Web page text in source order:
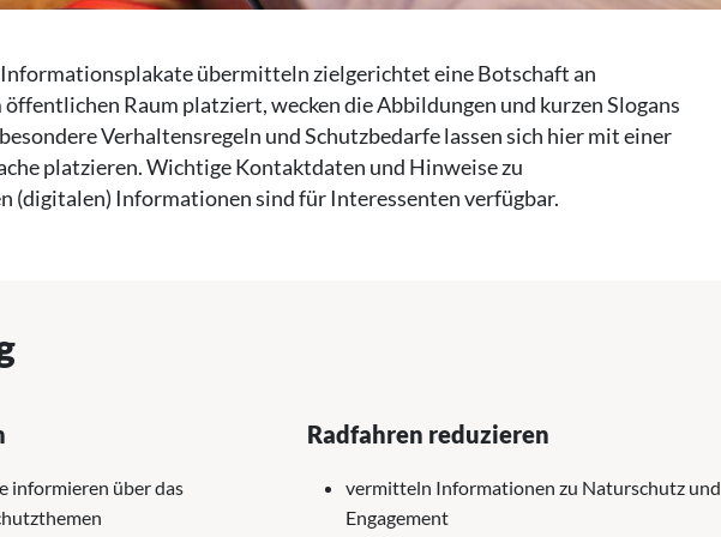
übermitteln zielgerichtet eine Botschaft an
öffentlichen Raum platziert, wecken die Abbildungen und kurzen Slogans
Verhaltensregeln und Schutzbedarfe lassen sich hier mit einer
platzieren. Wichtige Kontaktdaten und Hinweise zu
(digitalen) Informationen sind für Interessenten verfügbar.
informieren über das
Radfahren reduzieren
vermitteln Informationen zu Naturschutz und
Engagement